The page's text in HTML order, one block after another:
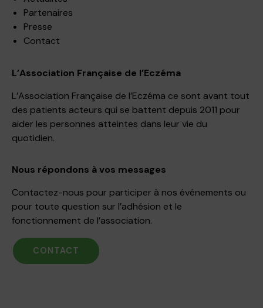
Partenaires
Presse
Contact
L’Association Française de l’Eczéma
L’Association Française de l’Eczéma ce sont avant tout
des patients acteurs qui se battent depuis 2011 pour
aider les personnes atteintes dans leur vie du
quotidien.
Nous répondons à vos messages
Contactez-nous pour participer à nos événements ou
pour toute question sur l’adhésion et le
fonctionnement de l’association.
CONTACT